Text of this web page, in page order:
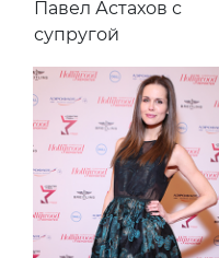
Павел Астахов с
супругой